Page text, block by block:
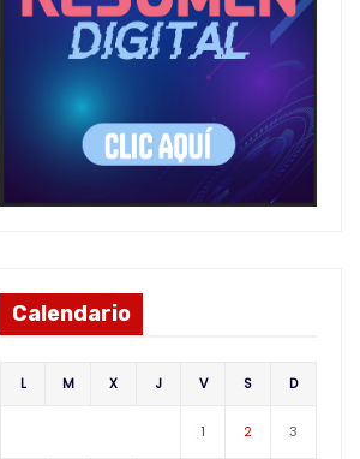
Calendario
L M X J V S D
1 2 3